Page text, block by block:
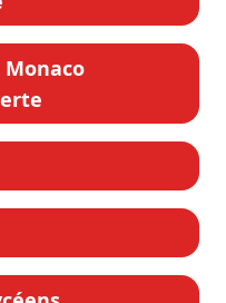
Monaco